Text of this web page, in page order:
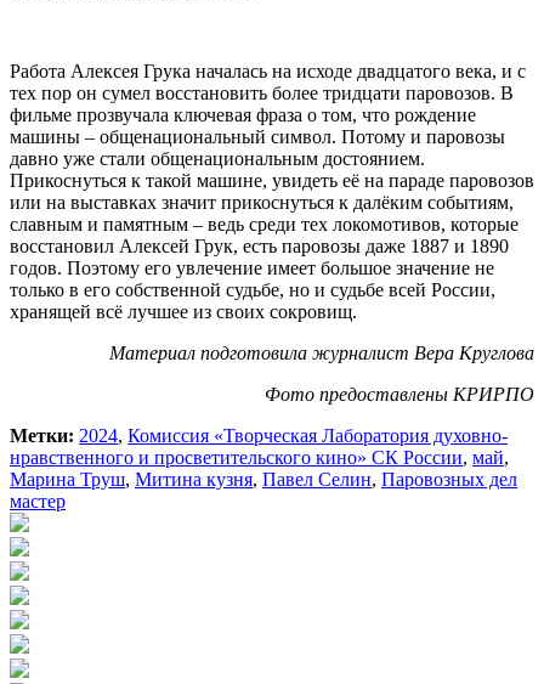
Работа Алексея Грука началась на исходе двадцатого века, и с
тех пор он сумел восстановить более тридцати паровозов. В
фильме прозвучала ключевая фраза о том, что рождение
машины – общенациональный символ. Потому и паровозы
давно уже стали общенациональным достоянием.
Прикоснуться к такой машине, увидеть её на параде паровозов
или на выставках значит прикоснуться к далёким событиям,
славным и памятным – ведь среди тех локомотивов, которые
восстановил Алексей Грук, есть паровозы даже 1887 и 1890
годов. Поэтому его увлечение имеет большое значение не
только в его собственной судьбе, но и судьбе всей России,
хранящей всё лучшее из своих сокровищ.
Материал подготовила журналист Вера Круглова
Фото предоставлены КРИРПО
Метки: 2024, Комиссия «Творческая Лаборатория духовно-
нравственного и просветительского кино» СК России, май,
Марина Труш, Митина кузня, Павел Селин, Паровозных дел
мастер